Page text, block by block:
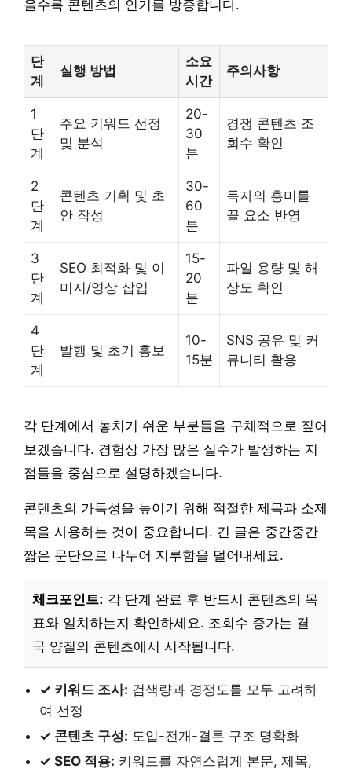
을수록 콘텐츠의 인기를 방증합니다.
단
계
실행 방법
소요
시간
주의사항
1
단
계
주요 키워드 선정
및 분석
20-
30
분
경쟁 콘텐츠 조
회수 확인
2
단
계
콘텐츠 기획 및 초
안 작성
30-
60
분
독자의 흥미를
끌 요소 반영
3
단
계
SEO 최적화 및 이
미지/영상 삽입
15-
20
분
파일 용량 및 해
상도 확인
4
단
계
발행 및 초기 홍보
10-
15분
SNS 공유 및 커
뮤니티 활용
각 단계에서 놓치기 쉬운 부분들을 구체적으로 짚어
보겠습니다. 경험상 가장 많은 실수가 발생하는 지
점들을 중심으로 설명하겠습니다.
콘텐츠의 가독성을 높이기 위해 적절한 제목과 소제
목을 사용하는 것이 중요합니다. 긴 글은 중간중간
짧은 문단으로 나누어 지루함을 덜어내세요.
체크포인트: 각 단계 완료 후 반드시 콘텐츠의 목
표와 일치하는지 확인하세요. 조회수 증가는 결
국 양질의 콘텐츠에서 시작됩니다.
✓ 키워드 조사: 검색량과 경쟁도를 모두 고려하
여 선정
✓ 콘텐츠 구성: 도입-전개-결론 구조 명확화
✓ SEO 적용: 키워드를 자연스럽게 본문, 제목,